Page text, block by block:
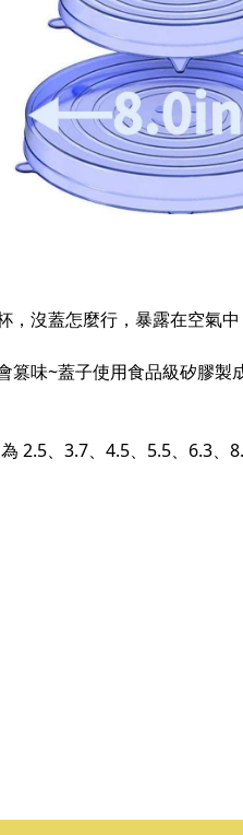
沒蓋怎麼行，暴露在空氣
味~蓋子使用食品級矽膠製
2.5、3.7、4.5、5.5、6.3、